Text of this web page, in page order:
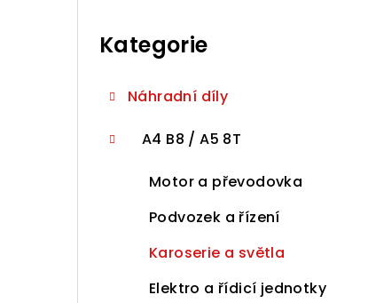
Kategorie
Náhradní díly
A4 B8 / A5 8T
Motor a převodovka
Podvozek a řízení
Karoserie a světla
Elektro a řídicí jednotky